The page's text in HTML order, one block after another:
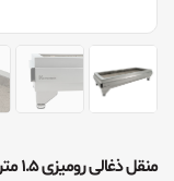
منقل ذغالی رومیزی ۱.۵ متری سه جداره کیچن تک (Kitchentech)